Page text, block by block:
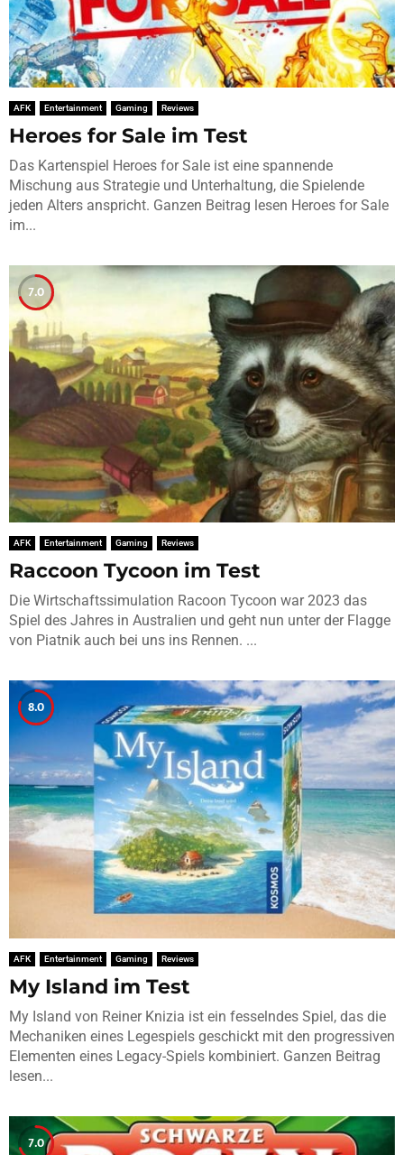
AFK Entertainment Gaming Reviews
Heroes for Sale im Test
Das Kartenspiel Heroes for Sale ist eine spannende
Mischung aus Strategie und Unterhaltung, die Spielende
jeden Alters anspricht. Ganzen Beitrag lesen Heroes for Sale
im...
7.0
AFK Entertainment Gaming Reviews
Raccoon Tycoon im Test
Die Wirtschaftssimulation Racoon Tycoon war 2023 das
Spiel des Jahres in Australien und geht nun unter der Flagge
von Piatnik auch bei uns ins Rennen. ...
8.0
AFK Entertainment Gaming Reviews
My Island im Test
My Island von Reiner Knizia ist ein fesselndes Spiel, das die
Mechaniken eines Legespiels geschickt mit den progressiven
Elementen eines Legacy-Spiels kombiniert. Ganzen Beitrag
lesen...
7.0